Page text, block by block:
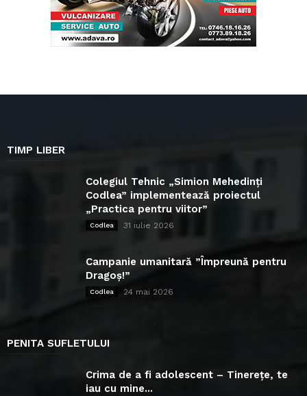
TIMP LIBER
Colegiul Tehnic „Simion Mehedinți
Codlea” implementează proiectul
„Practica pentru viitor”
Codlea 31 iulie 2026
Campanie umanitară ”Împreună pentru
Dragoș!”
Codlea 24 mai 2026
PENITA SUFLETULUI
Crima de a fi adolescent – Tinerețe, te
iau cu mine...